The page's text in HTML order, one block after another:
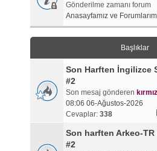
Gönderilme zamanı forum
Anasayfamız ve
Başlıklar
Son Harften İngilizce
#2
Son mesaj gönderen
08:06 06-Ağustos-2026
Cevaplar: 338
Son harften Arkeo-
#2